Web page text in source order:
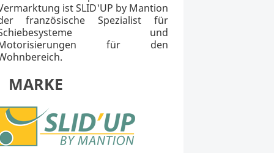
ist SLID'UP by Mantion
französische Spezialist für
und
für den
MARKE